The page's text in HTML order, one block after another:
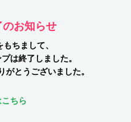
お知らせ
ちまして、
は終了しました。
とうございました。
ちら